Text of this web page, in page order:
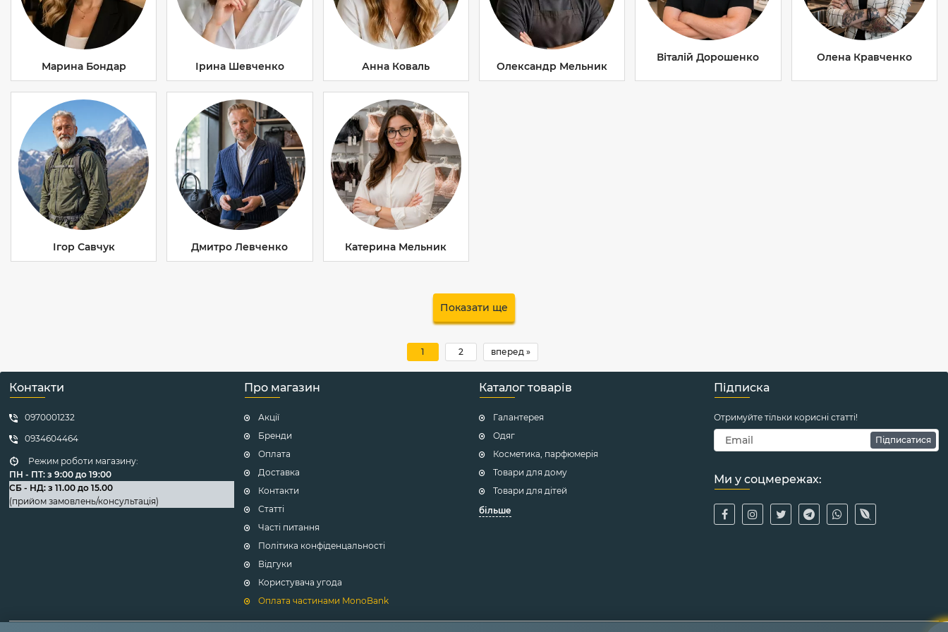
Марина Бондар Ірина Шевченко Анна Коваль Олександр Мельник
Віталій Дорошенко Олена Кравченко
Ігор Савчук Дмитро Левченко Катерина Мельник
Показати ще
1 2 вперед »
Контакти
0970001232
0934604464
Режим роботи магазину:
ПН - ПТ: з 9:00 до 19:00
СБ - НД: з 11.00 до 15.00
(прийом замовлень/консультація)
Про магазин
Акції
Бренди
Оплата
Доставка
Контакти
Статті
Часті питання
Політика конфіденцальності
Відгуки
Користувача угода
Оплата частинами MonoBank
Каталог товарів
Галантерея
Одяг
Косметика, парфюмерія
Товари для дому
Товари для дітей
більше
Підписка
Отримуйте тільки корисні статті!
Підписатися
Ми у соцмережах: